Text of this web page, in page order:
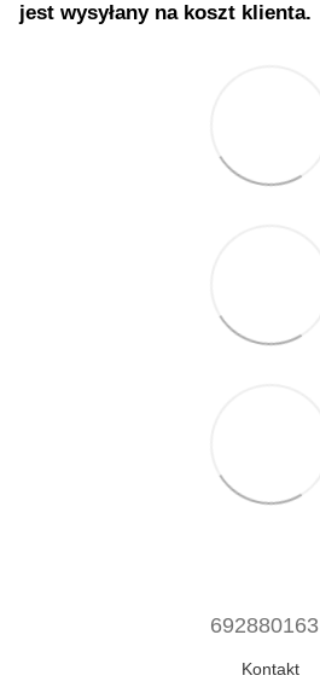
jest wysyłany na koszt klienta.
692880163
Kontakt